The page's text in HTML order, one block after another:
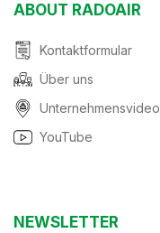
ABOUT RADOAIR
Kontaktformular
Über uns
Unternehmensvideo
YouTube
NEWSLETTER